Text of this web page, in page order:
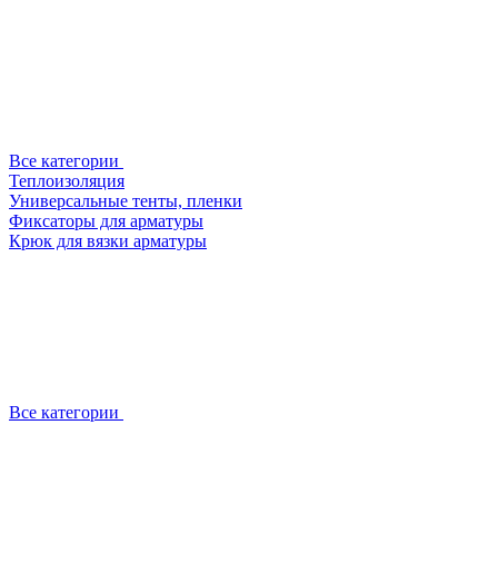
Все категории
Теплоизоляция
Универсальные тенты, пленки
Фиксаторы для арматуры
Крюк для вязки арматуры
Все категории